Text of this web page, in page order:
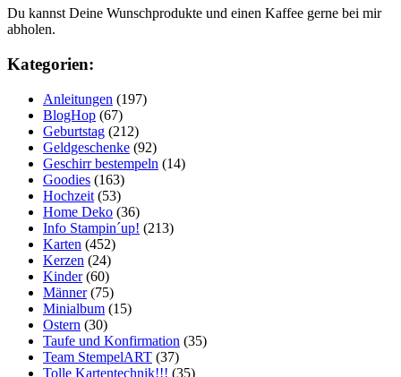
Du kannst Deine Wunschprodukte und einen Kaffee gerne bei mir
abholen.
Kategorien:
Anleitungen (197)
BlogHop (67)
Geburtstag (212)
Geldgeschenke (92)
Geschirr bestempeln (14)
Goodies (163)
Hochzeit (53)
Home Deko (36)
Info Stampin´up! (213)
Karten (452)
Kerzen (24)
Kinder(60)
Männer(75)
Minialbum (15)
Ostern (30)
Taufe und Konfirmation (35)
Team StempelART (37)
Tolle Kartentechnik!!! (35)